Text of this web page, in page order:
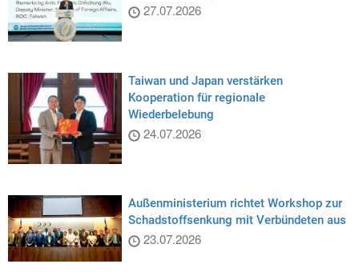
27.07.2026
Taiwan und Japan verstärken
Kooperation für regionale
Wiederbelebung
24.07.2026
Außenministerium richtet Workshop zur
Schadstoffsenkung mit Verbündeten aus
23.07.2026